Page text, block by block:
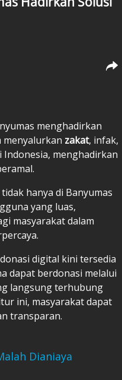
menghadirkan
menyalurkan zakat, infak,
Indonesia, menghadirkan
hanya di Banyumas
yang luas,
masyarakat dalam
digital kini tersedia
dapat berdonasi melalui
langsung terhubung
ini, masyarakat dapat
transparan.
Dianiaya